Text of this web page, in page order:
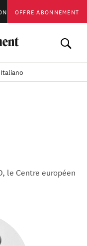
OFFRE ABONNEMENT
Italiano
le Centre européen